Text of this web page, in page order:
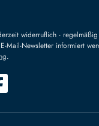
widerruflich -
Mail-Newsletter informiert
.